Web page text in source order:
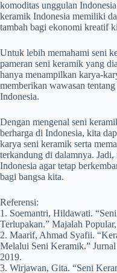
komoditas unggulan
keramik Indonesia memiliki
tambah bagi ekonomi kreatif
Untuk lebih memahami seni
pameran seni keramik yang
hanya menampilkan karya-
memberikan wawasan
Indonesia.
Dengan mengenal seni
berharga di Indonesia, kita
karya seni keramik serta
terkandung di dalamnya.
Indonesia agar tetap
bagi bangsa kita.
Referensi:
1. Soemantri, Hildawati.
Terlupakan.” Majalah
2. Maarif, Ahmad Syafii.
Melalui Seni Keramik.”
2019.
3. Wirjawan, Gita. “Seni